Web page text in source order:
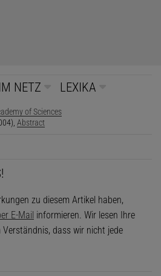
NETZ LEXIKA
of Sciences
Abstract
zu diesem Artikel haben,
E-Mail informieren. Wir lesen Ihre
dass wir nicht jede